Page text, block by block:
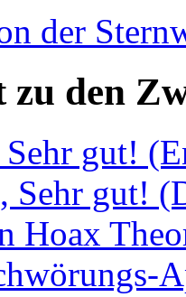
der
zu den
gut!
Sehr gut!
Hoax